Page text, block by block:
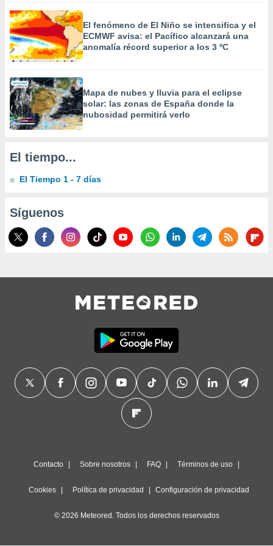
crear un
uso de
contenido
medir el
de la
el
del
o a través
de
uso de
con el
de
El fenómeno de El Niño se intensifica y el
ECMWF avisa: el Pacífico alcanzará una
anomalía récord superior a los 3 ºC
Mapa de nubes y lluvia para el eclipse
solar: las zonas de España donde la
nubosidad permitirá verlo
El tiempo...
El Tiempo 1 - 7 días
Síguenos
Contacto Sobre nosotros FAQ Términos de uso
Cookies Política de privacidad Configuración de privacidad
© 2026 Meteored. Todos los derechos reservados